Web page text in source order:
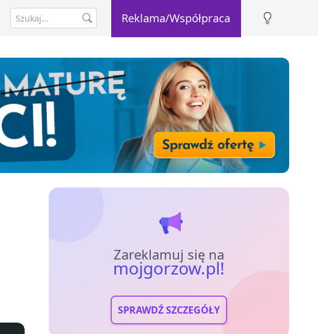
Reklama/Współpraca
Zareklamuj się na
mojgorzow.pl!
SPRAWDŹ SZCZEGÓŁY